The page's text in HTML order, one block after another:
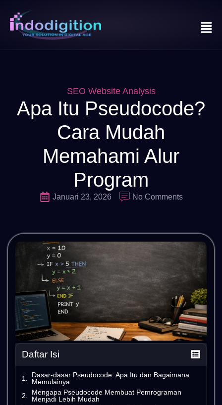
SEO Website Analysis
Apa Itu Pseudocode?
Cara Mudah
Memahami Alur
Program
Januari 23, 2026 No Comments
Daftar Isi
Dasar-dasar Pseudocode: Apa Itu dan Bagaimana
Memulainya
Mengapa Pseudocode Membuat Pemrograman
Menjadi Lebih Mudah